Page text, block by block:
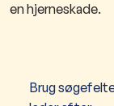
en hjerneskade.
Brug